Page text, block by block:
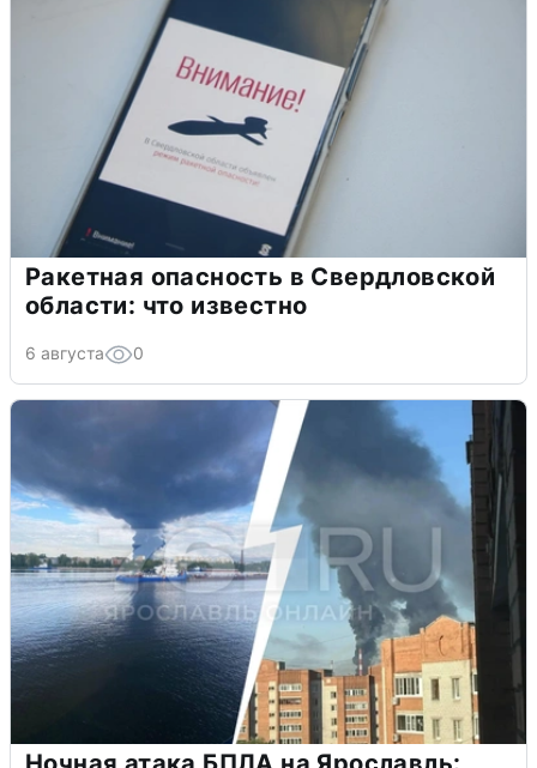
Ракетная опасность в Свердловской
области: что известно
6 августа 0